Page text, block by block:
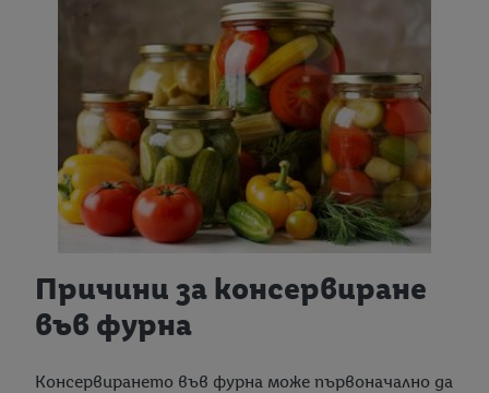
Причини за консервиране
във фурна
Консервирането във фурна може първоначално да